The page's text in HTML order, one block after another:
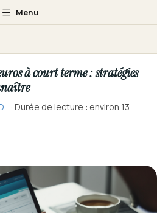
Menu
à court terme : stratégies
· Durée de lecture : environ 13